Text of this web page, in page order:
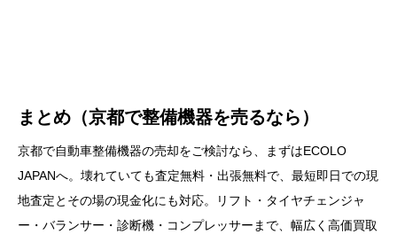
まとめ（京都で整備機器を売るなら）
京都で自動車整備機器の売却をご検討なら、まずはECOLO
JAPANへ。壊れていても査定無料・出張無料で、最短即日での現
地査定とその場の現金化にも対応。リフト・タイヤチェンジャ
ー・バランサー・診断機・コンプレッサーまで、幅広く高価買取